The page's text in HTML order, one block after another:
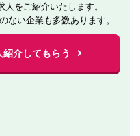
をご紹介いたします。
ない企業も多数あります。
介してもらう